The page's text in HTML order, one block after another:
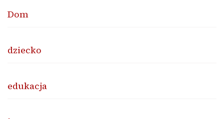
Dom
dziecko
edukacja